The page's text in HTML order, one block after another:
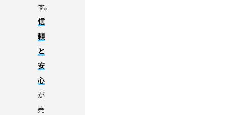
す。
信
頼
と
安
心
が
売